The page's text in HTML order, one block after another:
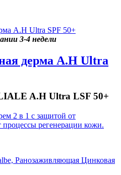
3-4 недели
дерма A.H Ultra
A.H Ultra LSF 50+
2 в 1 с защитой от
процессы регенерации кожи.